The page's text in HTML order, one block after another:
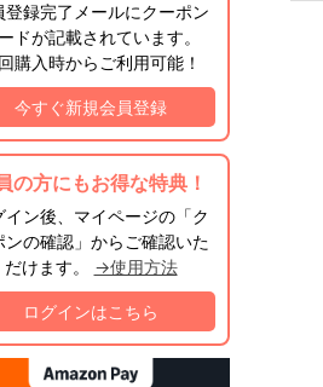
登録完了メールにクーポン
ドが記載されています。
購入時からご利用可能！
今すぐ新規会員登録
の方にもお得な特典！
イン後、マイページの「ク
ンの確認」からご確認いた
だけます。 →使用方法
ログインはこちら